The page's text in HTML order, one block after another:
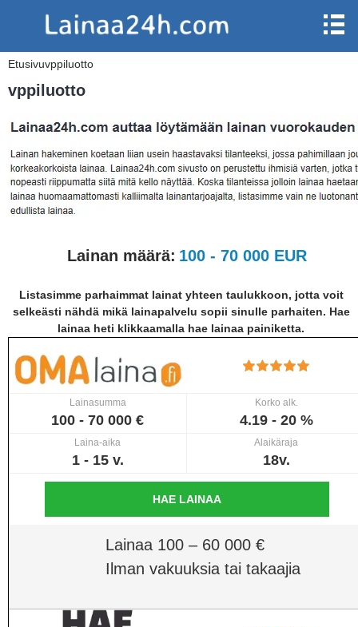
Etusivuvppiluotto
vppiluotto
Lainan määrä: 100 - 70 000 EUR
Listasimme parhaimmat lainat yhteen taulukkoon, jotta voit
selkeästi nähdä mikä lainapalvelu sopii sinulle parhaiten. Hae
lainaa heti klikkaamalla hae lainaa painiketta.
Lainasumma
100 - 70 000 €
Korko alk.
4.19 - 20 %
Laina-aika
1 - 15 v.
Alaikäraja
18v.
HAE LAINAA
Lainaa 100 – 60 000 €
Ilman vakuuksia tai takaajia